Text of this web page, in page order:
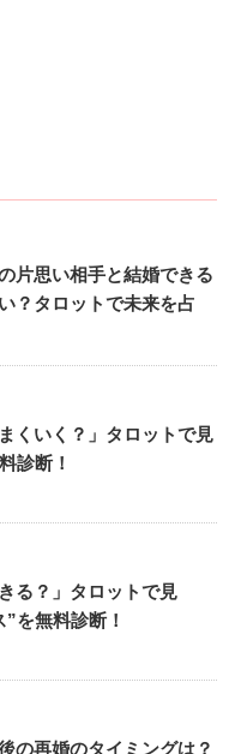
片思い相手と結婚できる
？タロットで未来を占
くいく？」タロットで見
診断！
る？」タロットで見
を無料診断！
の再婚のタイミングは？